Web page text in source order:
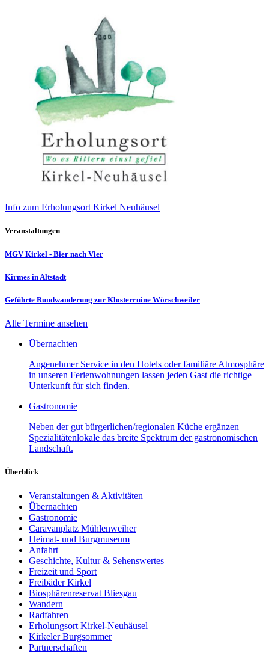
Info zum Erholungsort Kirkel Neuhäusel
Veranstaltungen
MGV Kirkel - Bier nach Vier
Kirmes in Altstadt
Geführte Rundwanderung zur Klosterruine Wörschweiler
Alle Termine ansehen
Übernachten
Angenehmer Service in den Hotels oder familiäre Atmosphäre
in unseren Ferienwohnungen lassen jeden Gast die richtige
Unterkunft für sich finden.
Gastronomie
Neben der gut bürgerlichen/regionalen Küche ergänzen
Spezialitätenlokale das breite Spektrum der gastronomischen
Landschaft.
Überblick
Veranstaltungen & Aktivitäten
Übernachten
Gastronomie
Caravanplatz Mühlenweiher
Heimat- und Burgmuseum
Anfahrt
Geschichte, Kultur & Sehenswertes
Freizeit und Sport
Freibäder Kirkel
Biosphärenreservat Bliesgau
Wandern
Radfahren
Erholungsort Kirkel-Neuhäusel
Kirkeler Burgsommer
Partnerschaften